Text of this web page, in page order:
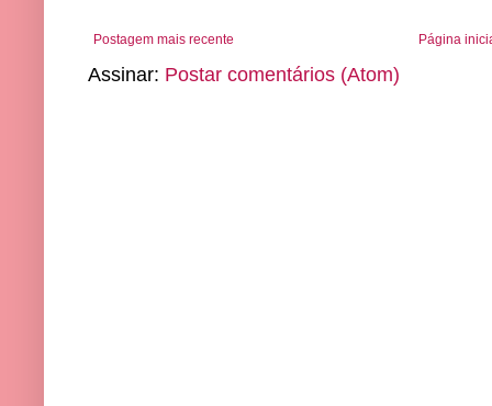
Postagem mais recente Página
Assinar: Postar comentários (Atom)